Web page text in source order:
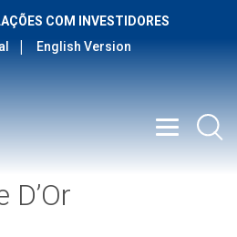
COM INVESTIDORES
English Version
D’Or